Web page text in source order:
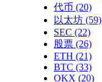
代币 (20)
以太坊 (59)
SEC (22)
股票 (26)
ETH (21)
BTC (33)
OKX (20)